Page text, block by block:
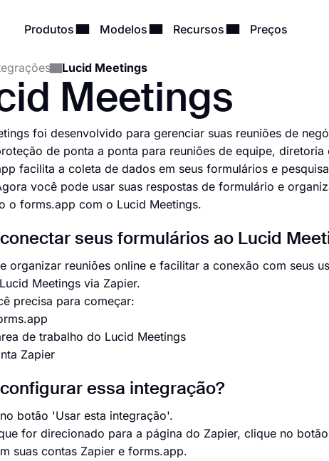
Produtos Modelos Recursos Preços
Lucid Meetings
Meetings
foi desenvolvido para gerenciar suas reuniões de
de ponta a ponta para reuniões de equipe, diretoria
facilita a coleta de dados em seus formulários e
você pode usar suas respostas de formulário e
o forms.app com o Lucid Meetings.
seus formulários ao Lucid
organizar reuniões online e facilitar a conexão com seus
Meetings via Zapier.
precisa para começar:
de trabalho do Lucid Meetings
Zapier
essa integração?
botão 'Usar esta integração'.
for direcionado para a página do Zapier, clique no
suas contas Zapier e forms.app.